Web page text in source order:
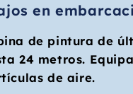
en
de pintura de
24 metros.
de aire.